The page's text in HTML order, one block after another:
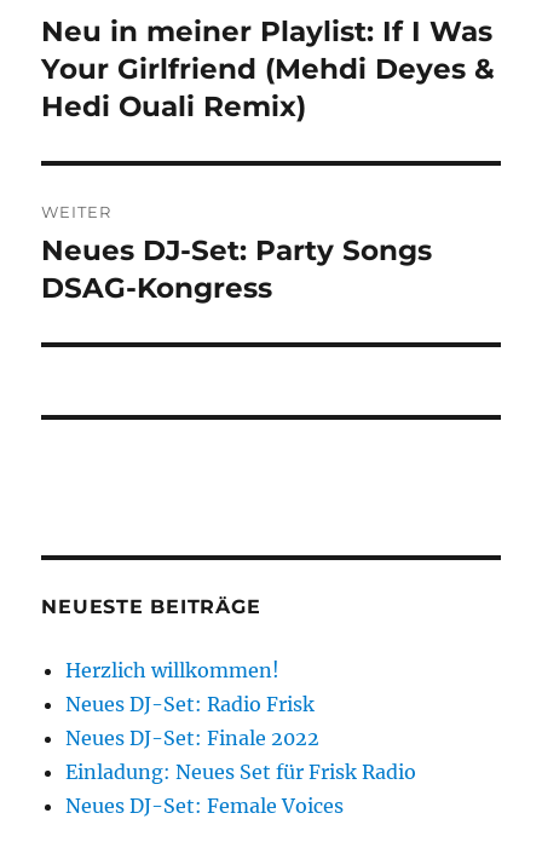
Vorheriger
Beitrag:
Neu in meiner Playlist: If I Was
Your Girlfriend (Mehdi Deyes &
Hedi Ouali Remix)
WEITER
Nächster
Beitrag:
Neues DJ-Set: Party Songs
DSAG-Kongress
NEUESTE BEITRÄGE
Herzlich willkommen!
Neues DJ-Set: Radio Frisk
Neues DJ-Set: Finale 2022
Einladung: Neues Set für Frisk Radio
Neues DJ-Set: Female Voices